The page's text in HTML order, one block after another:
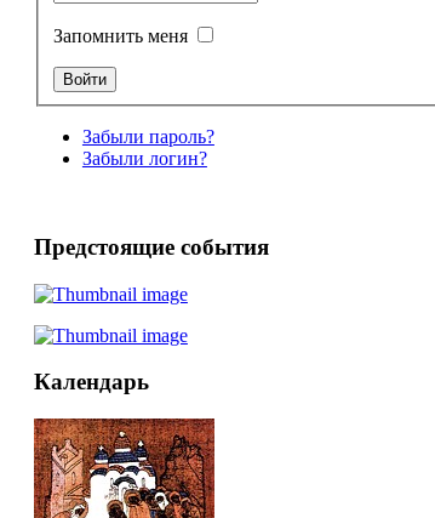
Запомнить меня
Забыли пароль?
Забыли логин?
Предстоящие события
Календарь